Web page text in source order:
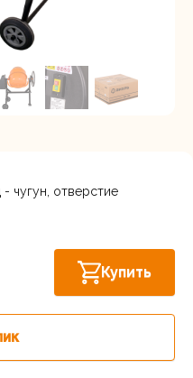
чугун, отверстие
Купить